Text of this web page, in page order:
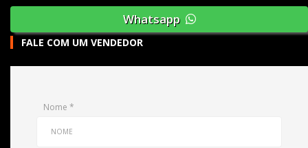
Whatsapp
FALE COM UM VENDEDOR
Nome *